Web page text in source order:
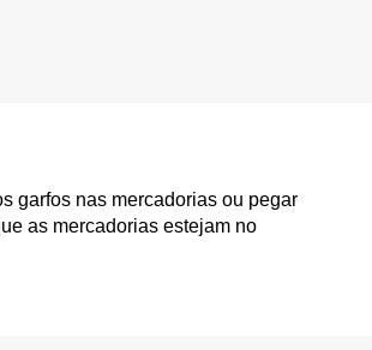
garfos nas mercadorias ou pegar
as mercadorias estejam no